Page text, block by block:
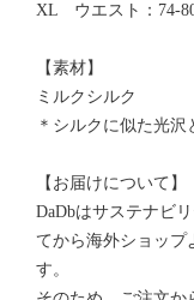
XL ウエスト：74-
【素材】
ミルクシルク
＊シルクに似た光沢
【お届けについて】
DaDbはサステナビ
てから海外ショップ
す。